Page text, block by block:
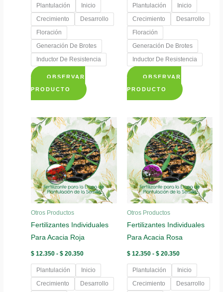
precios:
$ 12.350
hasta
Plantulación
Inicio
Crecimiento
Desarrollo
Floración
Generación De Brotes
Inductor De Resistencia
OBSERVAR
PRODUCTO
Este
múltiples
variantes.
Las
opciones
se
pueden
elegir
la
producto
precios:
$ 12.350
hasta
Plantulación
Inicio
Crecimiento
Desarrollo
Floración
Generación De Brotes
Inductor De Resistencia
OBSERVAR
PRODUCTO
Este
múltiples
variantes.
Las
opciones
se
pueden
elegir
la
página
producto
Otros Productos
Fertilizantes Individuales
Para Acacia Roja
$ 12.350 - $ 20.350
precios:
$ 12.350
Plantulación
Inicio
Crecimiento
Desarrollo
Otros Productos
Fertilizantes Individuales
Para Acacia Rosa
$12.350 - $20.350Rango
precios:
$ 12.350
Plantulación
Inicio
Crecimiento
Desarrollo